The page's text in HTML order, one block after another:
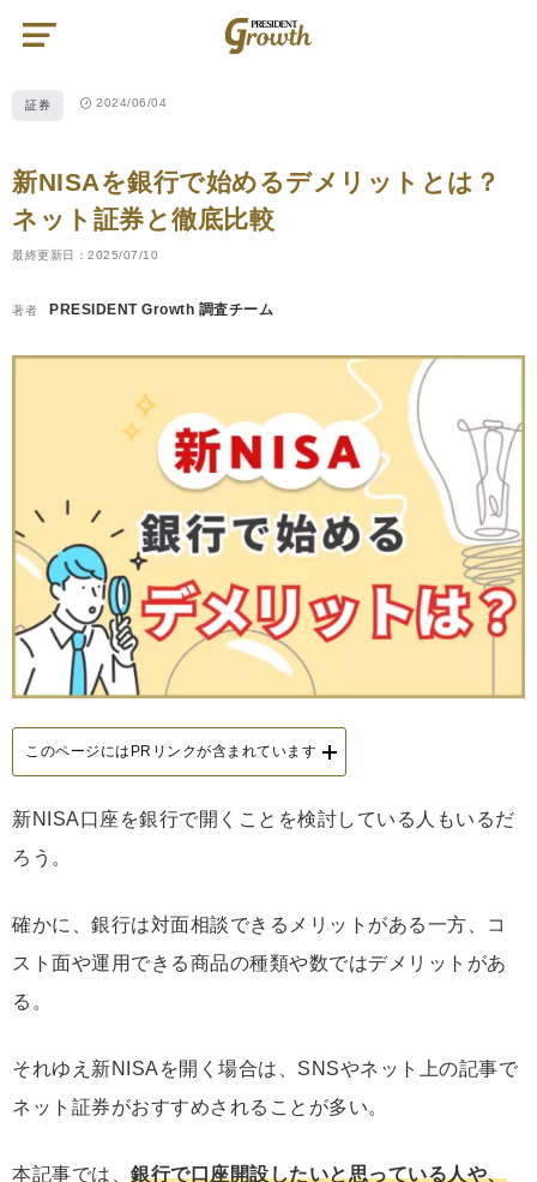
レ
|
PRESIDENT
Growth（プ
証券 2024/06/04
新NISAを銀行で始めるデメリットとは？
ネット証券と徹底比較
最終更新日：2025/07/10
著者 PRESIDENT Growth 調査チーム
このページにはPRリンクが含まれています
新NISA口座を銀行で開くことを検討している人もいるだ
ろう。
確かに、銀行は対面相談できるメリットがある一方、コ
スト面や運用できる商品の種類や数ではデメリットがあ
る。
それゆえ新NISAを開く場合は、SNSやネット上の記事で
ネット証券がおすすめされることが多い。
本記事では、 銀行で口座開設したいと思っている人や、